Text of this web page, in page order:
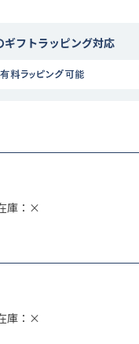
ギフトラッピング対応
庫：×
庫：×